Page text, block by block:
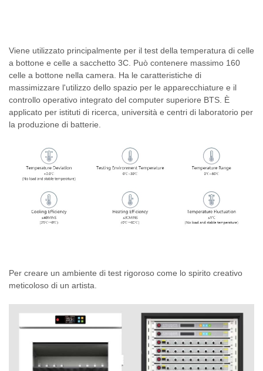
Viene utilizzato principalmente per il test della temperatura di celle
a bottone e celle a sacchetto 3C. Può contenere massimo 160
celle a bottone nella camera. Ha le caratteristiche di
massimizzare l'utilizzo dello spazio per le apparecchiature e il
controllo operativo integrato del computer superiore BTS. È
applicato per istituti di ricerca, università e centri di laboratorio per
la produzione di batterie.
Per creare un ambiente di test rigoroso come lo spirito creativo
meticoloso di un artista.